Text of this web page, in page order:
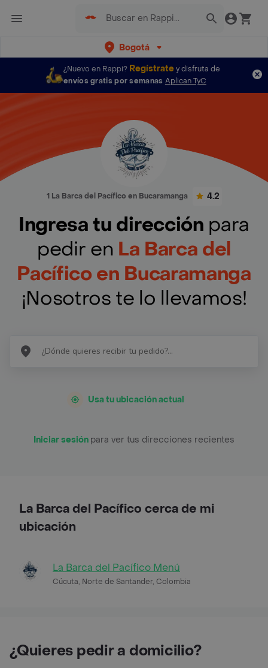
Bogotá
¿Nuevo en Rappi? Regístratey disfruta de
envíos gratis por semanas Aplican TyC
1 La Barca del Pacífico en Bucaramanga 4.2
Ingresa tu dirección para
pedir en La Barca del
Pacífico en Bucaramanga
¡Nosotros te lo llevamos!
Usa tu ubicación actual
Iniciar sesión para ver tus direcciones recientes
La Barca del Pacífico cerca de mi
ubicación
La Barca del Pacífico Menú
Cúcuta, Norte de Santander, Colombia
¿Quieres pedir a domicilio?